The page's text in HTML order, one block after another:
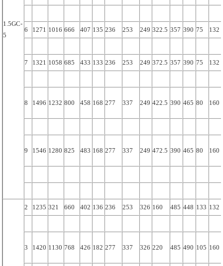
1.5GC-
5
6 1271 1016 666 407 135 236 253 249 322.5 357 390 75 132
7 1321 1058 685 433 133 236 253 249 372.5 357 390 75 132
8 1496 1232 800 458 168 277 337 249 422.5 390 465 80 160
9 1546 1280 825 483 168 277 337 249 472.5 390 465 80 160
2 1235 321 660 402 136 236 253 326 160 485 448 133 132
3 1420 1130 768 426 182 277 337 326 220 485 490 105 160